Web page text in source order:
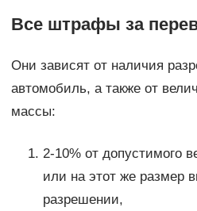
Все штрафы за
Они зависят от наличия
автомобиль, а также от
массы:
2-10% от допустимого
или на этот же размер
разрешении,